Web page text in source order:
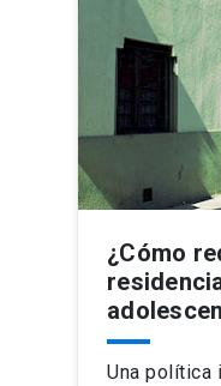
¿Cómo
Una política